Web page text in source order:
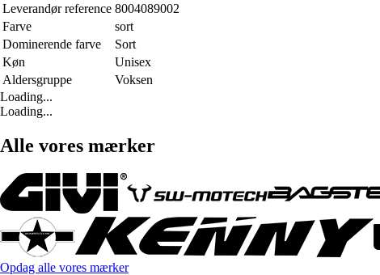
Leverandør reference 8004089002
Farve
sort
Dominerende farve
Sort
Køn
Unisex
Aldersgruppe
Voksen
Loading...
Loading...
Alle vores mærker
Opdag alle vores mærker